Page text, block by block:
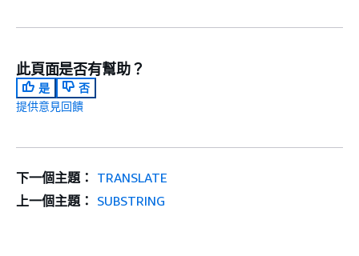
此頁面是否有幫助？
是
否
提供意見回饋
下一個主題： TRANSLATE
上一個主題： SUBSTRING